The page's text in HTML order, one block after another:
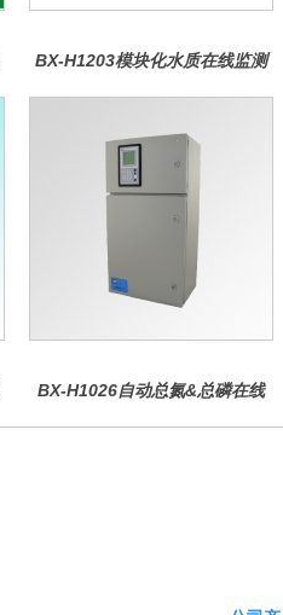
BX-H1203模块化水质在线监测
BX-H1026自动总氮&总磷在线